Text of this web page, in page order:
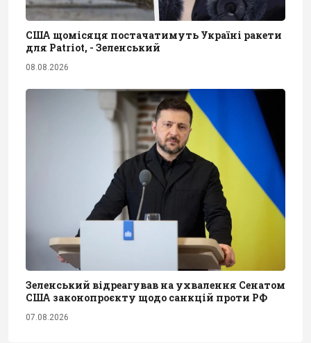
США щомісяця постачатимуть Україні ракети
для Patriot, - Зеленський
08.08.2026
Зеленський відреагував на ухвалення Сенатом
США законопроєкту щодо санкцій проти РФ
07.08.2026